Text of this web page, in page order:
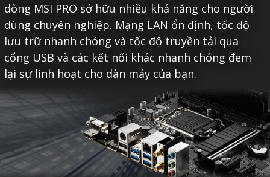
dòng MSI PRO sở hữu nhiều khả năng cho người
dùng chuyên nghiệp. Mạng LAN ổn định, tốc độ
lưu trữ nhanh chóng và tốc độ truyền tải qua
cổng USB và các kết nối khác nhanh chóng đem
lại sự linh hoạt cho dàn máy của bạn.